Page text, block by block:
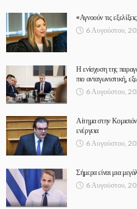
«Αγνοούν τις
6 Αυγούστου,
Η ενίσχυση της
πιο ανταγωνιστική,
6 Αυγούστου,
Αίτημα στην
ενέργεια
6 Αυγούστου,
Σήμερα είναι μια
6 Αυγούστου,